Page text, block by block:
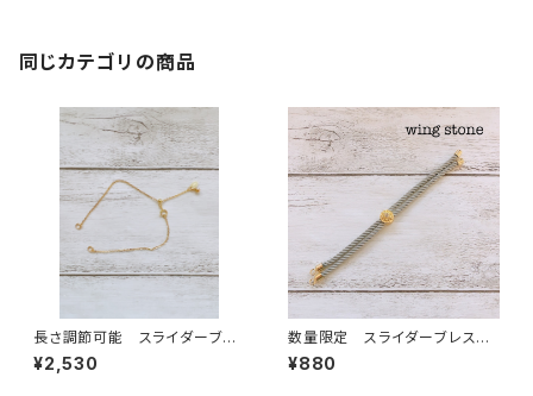
同じカテゴリの商品
長さ調節可能 スライダーブレ
スレットチェーン S925 ゴール
ド
¥2,530
数量限定 スライダーブレスレ
ット紐 ワンポイントストーン付
き グレー
¥880